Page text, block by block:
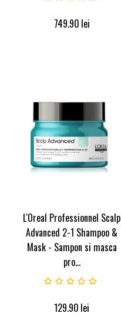
749.90 lei
L'Oreal Professionnel Scalp
Advanced 2-1 Shampoo &
Mask - Sampon si masca
pro...
129.90 lei